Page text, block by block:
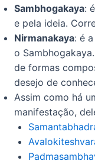
Sambhogakaya:
e pela ideia.
Nirmanakaya: é
o
de formas
desejo de
Assim como há
manifestação,